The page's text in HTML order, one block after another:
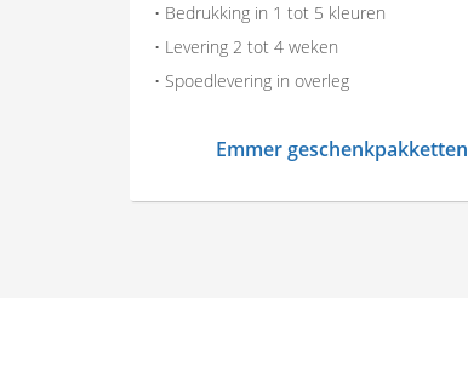
• Bedrukking in 1 tot 5 kleuren
• Levering 2 tot 4 weken
• Spoedlevering in overleg
Emmer geschenkpakketten